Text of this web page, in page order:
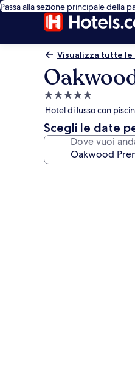
Passa alla sezione principale della
Visualizza tutte
Struttura
a
5.0
stelle
Hotel di lusso con
Scegli le date
Dove vuoi